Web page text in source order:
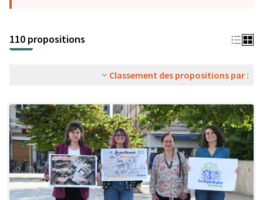
110 propositions
Classement des propositions par :